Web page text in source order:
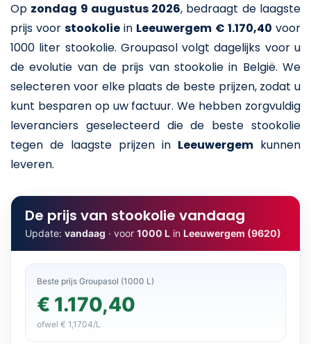
Op zondag 9 augustus 2026, bedraagt de laagste
prijs voor stookolie in Leeuwergem € 1.170,40 voor
1000 liter stookolie. Groupasol volgt dagelijks voor u
de evolutie van de prijs van stookolie in België. We
selecteren voor elke plaats de beste prijzen, zodat u
kunt besparen op uw factuur. We hebben zorgvuldig
leveranciers geselecteerd die de beste stookolie
tegen de laagste prijzen in Leeuwergem kunnen
leveren.
De prijs van stookolie vandaag
Update: vandaag · voor 1000 L in Leeuwergem (9620)
Beste prijs Groupasol (1000 L)
€ 1.170,40
ofwel € 1,1704/L